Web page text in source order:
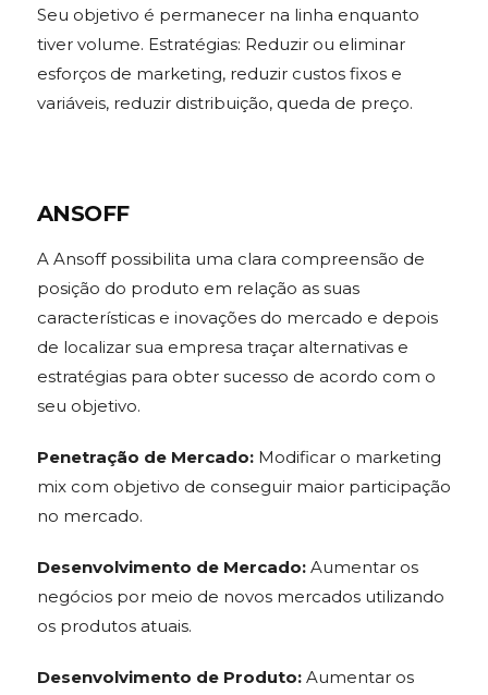
Seu objetivo é permanecer na linha enquanto
tiver volume. Estratégias: Reduzir ou eliminar
esforços de marketing, reduzir custos fixos e
variáveis, reduzir distribuição, queda de preço.
ANSOFF
A Ansoff possibilita uma clara compreensão de
posição do produto em relação as suas
características e inovações do mercado e depois
de localizar sua empresa traçar alternativas e
estratégias para obter sucesso de acordo com o
seu objetivo.
Penetração de Mercado:Modificar o marketing
mix com objetivo de conseguir maior participação
no mercado.
Desenvolvimento de Mercado:Aumentar os
negócios por meio de novos mercados utilizando
os produtos atuais.
Desenvolvimento de Produto: Aumentar os